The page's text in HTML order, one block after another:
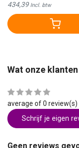
434,39 Incl. btw
Wat onze
average of 0 review(s)
Schrijf je eigen
Geen reviews